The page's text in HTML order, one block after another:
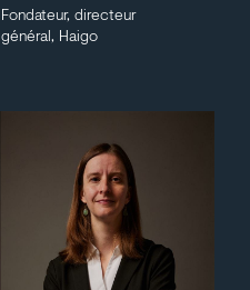
Fondateur, directeur
général, Haigo